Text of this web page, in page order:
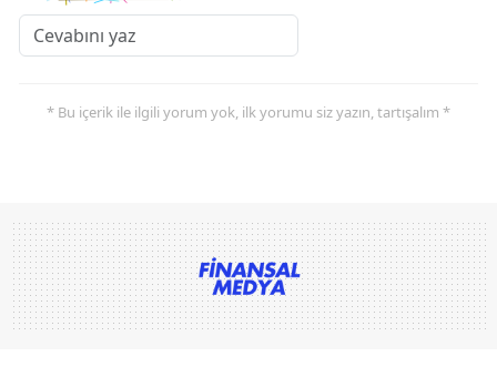
* Bu içerik ile ilgili yorum yok, ilk yorumu siz yazın, tartışalım *